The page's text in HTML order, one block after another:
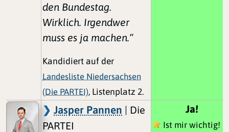
den Bundestag.
Wirklich. Irgendwer
muss es ja machen.“
Kandidiert auf der
Landesliste Niedersachsen
(Die PARTEI), Listenplatz 2.
Jasper Pannen | Die
PARTEI
Ja!
Ist mir wichtig!